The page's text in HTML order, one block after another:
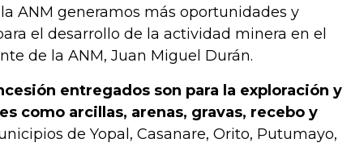
ANM generamos más oportunidades y
el desarrollo de la actividad minera en el
de la ANM, Juan Miguel Durán.
entregados son para la exploración y
como arcillas, arenas, gravas, recebo y
de Yopal, Casanare, Orito, Putumayo,